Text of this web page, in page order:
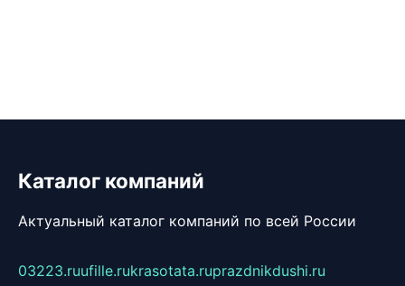
Каталог компаний
Актуальный каталог компаний по всей России
03223.ruufille.rukrasotata.ruprazdnikdushi.ru